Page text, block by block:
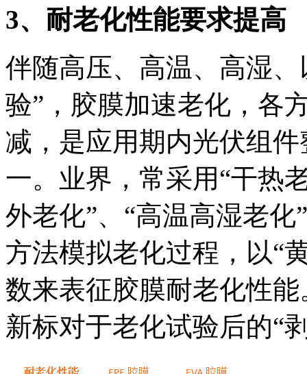
3、耐老化性能要求提高
伴随高压、高温、高湿
验”，胶膜加速老化，各
减，是应用期内光伏组
一。业界，常采用“干热
外老化”、“高温高湿老
方法模拟老化过程，以“
数来表征胶膜耐老化性
新标对于老化试验后的“